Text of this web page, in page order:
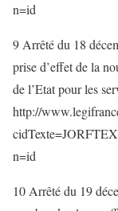
n=id
9 Arrêté du 18
prise d’effet de la
de l’Etat pour les
http://
n=id
10 Arrêté du 19